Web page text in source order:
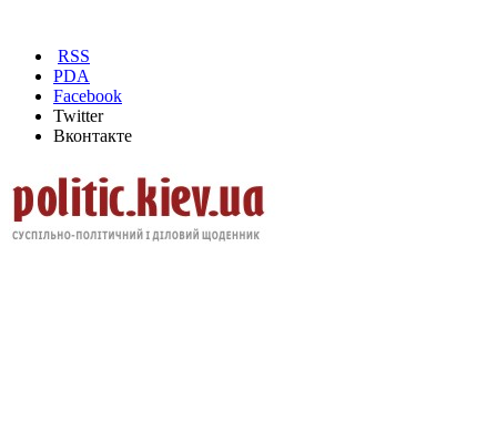
RSS
PDA
Facebook
Twitter
Вконтакте